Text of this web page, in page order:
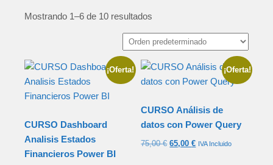
Mostrando 1–6 de 10 resultados
¡Oferta!
CURSO Dashboard
Analisis Estados
Financieros Power BI
¡Oferta!
CURSO Análisis de
datos con Power Query
75,00€ 65,00€ IVA Incluido